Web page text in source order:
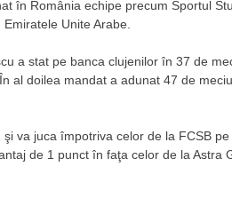
în România echipe precum Sportul
Unite Arabe.
a stat pe banca clujenilor în 37 de
al doilea mandat a adunat 47 de
va juca împotriva celor de la FCSB
de 1 punct în faţa celor de la Astra